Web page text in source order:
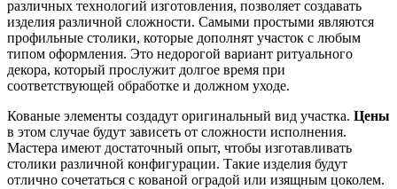
различных технологий изготовления, позволяет создавать
изделия различной сложности. Самыми простыми являются
профильные столики, которые дополнят участок с любым
типом оформления. Это недорогой вариант ритуального
декора, который прослужит долгое время при
соответствующей обработке и должном уходе.
Кованые элементы создадут оригинальный вид участка. Цены
в этом случае будут зависеть от сложности исполнения.
Мастера имеют достаточный опыт, чтобы изготавливать
столики различной конфигурации. Такие изделия будут
отлично сочетаться с кованой оградой или изящным цоколем.